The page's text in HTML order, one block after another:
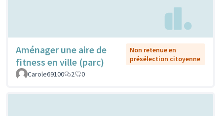
Aménager une aire de
fitness en ville (parc)
Non retenue en
présélection citoyenne
Carole69100
2 0